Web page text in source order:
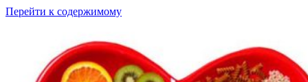
Перейти к содержимому